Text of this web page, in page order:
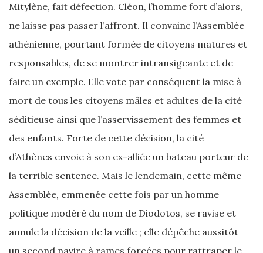
Mitylène, fait défection. Cléon, l’homme fort d’alors,
ne laisse pas passer l’affront. Il convainc l’Assemblée
athénienne, pourtant formée de citoyens matures et
responsables, de se montrer intransigeante et de
faire un exemple. Elle vote par conséquent la mise à
mort de tous les citoyens mâles et adultes de la cité
séditieuse ainsi que l’asservissement des femmes et
des enfants. Forte de cette décision, la cité
d’Athènes envoie à son ex-alliée un bateau porteur de
la terrible sentence. Mais le lendemain, cette même
Assemblée, emmenée cette fois par un homme
politique modéré du nom de Diodotos, se ravise et
annule la décision de la veille ; elle dépêche aussitôt
un second navire à rames forcées pour rattraper le